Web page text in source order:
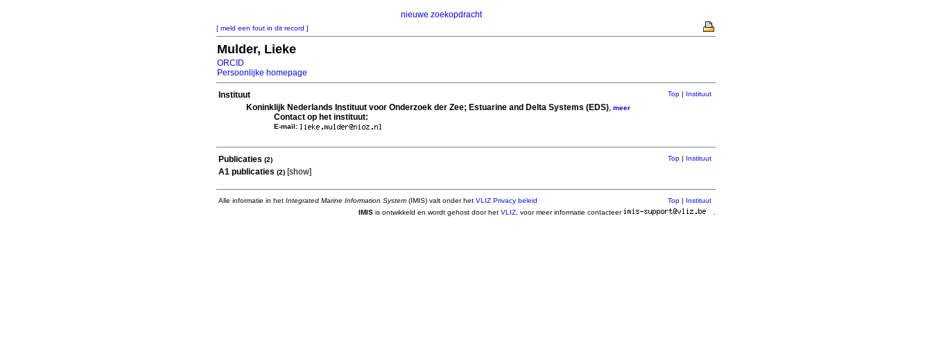
nieuwe zoekopdracht
[ meld een fout in dit record ]
Mulder, Lieke
ORCID
Persoonlijke homepage
Instituut Top | Instituut
Koninklijk Nederlands Instituut voor Onderzoek der Zee; Estuarine and Delta Systems (EDS) meer
Contact op het instituut:
E-mail:
Publicaties (2) Top | Instituut
A1 publicaties (2) [show]
Alle informatie in het Integrated Marine Information System (IMIS) valt onder het VLIZ Privacy beleid Top | Instituut
IMIS is ontwikkeld en wordt gehost door het VLIZ , voor meer informatie contacteer